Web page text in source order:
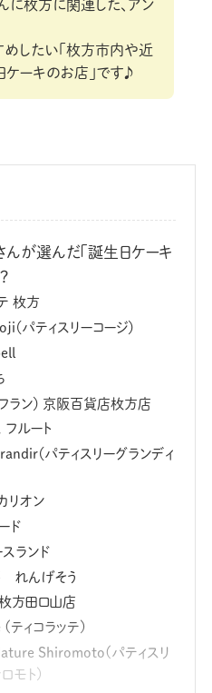
に枚方に関連した、アン
めしたい「枚方市内や近
ケーキのお店」です♪
が選んだ「誕生日ケーキ
枚方
パティスリーコージ）
ラン） 京阪百貨店枚方店
ルート
（パティスリーグランディ
リオン
ド
ランド
れんげそう
方田口山店
ィコラッテ)
Shiromoto(パティスリ
モト)